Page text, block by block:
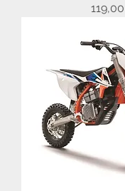
Prix